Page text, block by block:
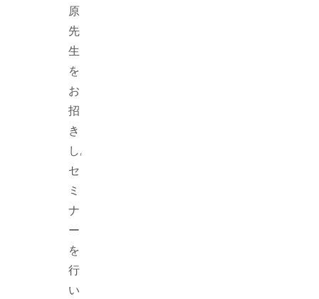
原
先
生
を
お
招
き
し,
セ
ミ
ナ
ー
を
行
い